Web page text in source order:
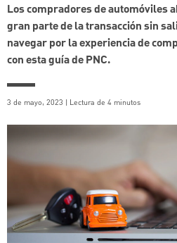
Los compradores de automóviles
gran parte de la transacción sin
navegar por la experiencia de
con esta guía de PNC.
3 de mayo, 2023 | Lectura de 4 minutos